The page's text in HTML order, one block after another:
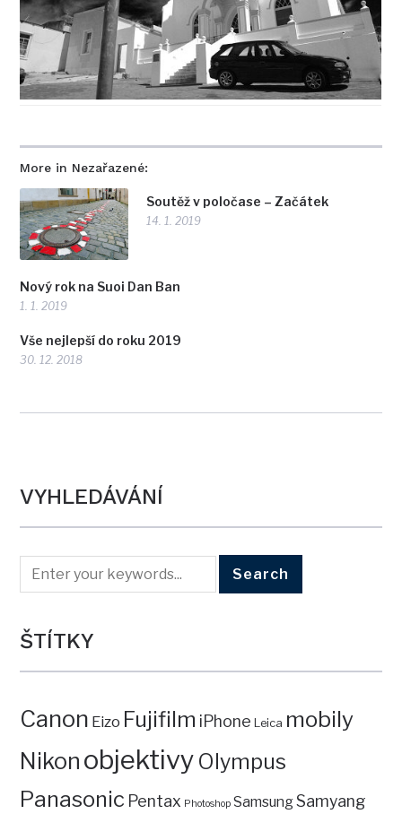
More in Nezařazené:
Soutěž v poločase – Začátek
14. 1. 2019
Nový rok na Suoi Dan Ban
1. 1. 2019
Vše nejlepší do roku 2019
30. 12. 2018
VYHLEDÁVÁNÍ
ŠTÍTKY
Canon Eizo Fujifilm iPhone Leica mobily
Nikon objektivy Olympus
Panasonic Pentax Photoshop SamsungSamyang